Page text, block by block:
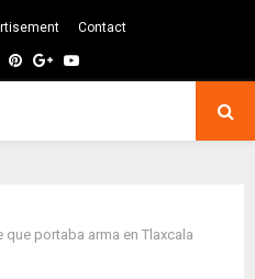
Contact
Pinterest
GoogleYoutube
portaba arma en Tlaxcala